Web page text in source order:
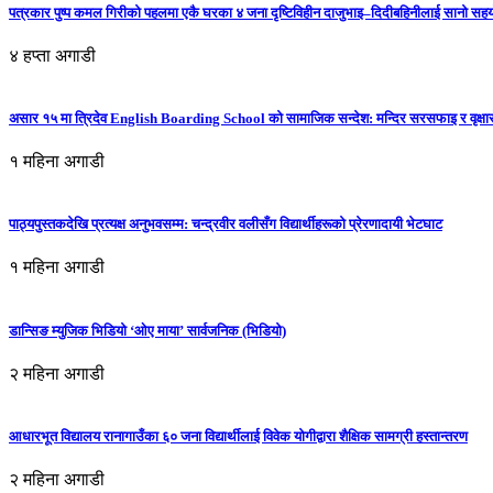
पत्रकार पुष्प कमल गिरीको पहलमा एकै घरका ४ जना दृष्टिविहीन दाजुभाइ–दिदीबहिनीलाई सानो
४ हप्ता अगाडी
असार १५ मा त्रिदेव English Boarding School को सामाजिक सन्देश: मन्दिर सरसफाइ र
१ महिना अगाडी
पाठ्यपुस्तकदेखि प्रत्यक्ष अनुभवसम्म: चन्द्रवीर वलीसँग विद्यार्थीहरूको प्रेरणादायी भेटघाट
१ महिना अगाडी
डान्सिङ म्युजिक भिडियो ‘ओए माया’ सार्वजनिक (भिडियो)
२ महिना अगाडी
आधारभूत विद्यालय रानागाउँका ६० जना विद्यार्थीलाई विवेक योगीद्वारा शैक्षिक सामग्री हस्तान्तरण
२ महिना अगाडी